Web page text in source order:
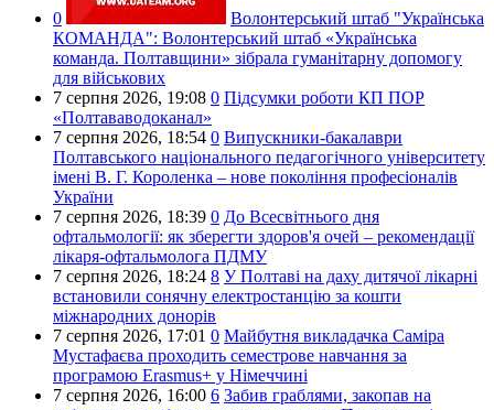
0
Волонтерський штаб "Українська
КОМАНДА": Волонтерський штаб «Українська
команда. Полтавщини» зібрала гуманітарну допомогу
для військових
7 серпня 2026, 19:08 0 Підсумки роботи КП ПОР
«Полтававодоканал»
7 серпня 2026, 18:54 0 Випускники-бакалаври
Полтавського національного педагогічного університету
імені В. Г. Короленка – нове покоління професіоналів
України
7 серпня 2026, 18:39 0 До Всесвітнього дня
офтальмології: як зберегти здоров'я очей – рекомендації
лікаря-офтальмолога ПДМУ
7 серпня 2026, 18:24 8 У Полтаві на даху дитячої лікарні
встановили сонячну електростанцію за кошти
міжнародних донорів
7 серпня 2026, 17:01 0 Майбутня викладачка Саміра
Мустафаєва проходить семестрове навчання за
програмою Erasmus+ у Німеччині
7 серпня 2026, 16:00 6 Забив граблями, закопав на